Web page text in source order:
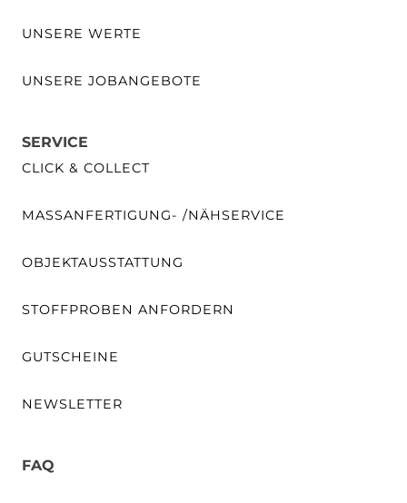
UNSERE WERTE
UNSERE JOBANGEBOTE
SERVICE
CLICK & COLLECT
MASSANFERTIGUNG- /NÄHSERVICE
OBJEKTAUSSTATTUNG
STOFFPROBEN ANFORDERN
GUTSCHEINE
NEWSLETTER
FAQ